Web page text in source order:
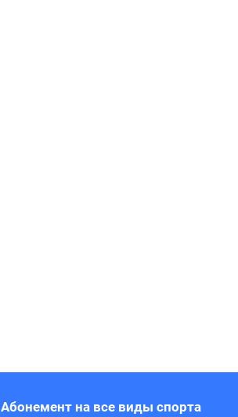
Абонемент на все виды спорта